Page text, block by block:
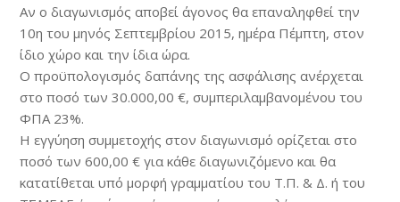
Αν ο διαγωνισμός αποβεί άγονος θα επαναληφθεί την
10η του μηνός Σεπτεμβρίου 2015, ημέρα Πέμπτη, στον
ίδιο χώρο και την ίδια ώρα.
Ο προϋπολογισμός δαπάνης της ασφάλισης ανέρχεται
στο ποσό των 30.000,00 €, συμπεριλαμβανομένου του
ΦΠΑ 23%.
Η εγγύηση συμμετοχής στον διαγωνισμό ορίζεται στο
ποσό των 600,00 € για κάθε διαγωνιζόμενο και θα
κατατίθεται υπό μορφή γραμματίου του Τ.Π. & Δ. ή του